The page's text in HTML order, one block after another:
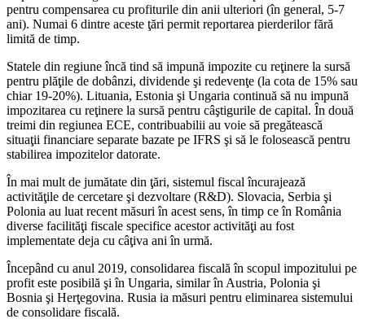
pentru compensarea cu profiturile din anii ulteriori (în general, 5-7
ani). Numai 6 dintre aceste ţări permit reportarea pierderilor fără
limită de timp.
Statele din regiune încă tind să impună impozite cu reţinere la sursă
pentru plăţile de dobânzi, dividende şi redevenţe (la cota de 15% sau
chiar 19-20%). Lituania, Estonia şi Ungaria continuă să nu impună
impozitarea cu reţinere la sursă pentru câştigurile de capital. În două
treimi din regiunea ECE, contribuabilii au voie să pregătească
situaţii financiare separate bazate pe IFRS şi să le folosească pentru
stabilirea impozitelor datorate.
În mai mult de jumătate din ţări, sistemul fiscal încurajează
activităţile de cercetare şi dezvoltare (R&D). Slovacia, Serbia şi
Polonia au luat recent măsuri în acest sens, în timp ce în România
diverse facilităţi fiscale specifice acestor activităţi au fost
implementate deja cu câţiva ani în urmă.
Începând cu anul 2019, consolidarea fiscală în scopul impozitului pe
profit este posibilă şi în Ungaria, similar în Austria, Polonia şi
Bosnia şi Herţegovina. Rusia ia măsuri pentru eliminarea sistemului
de consolidare fiscală.